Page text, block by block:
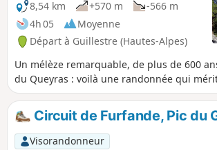
8,54 km +570 m
-566 m
4h 05
Moyenne
Départ à Guillestre (Hautes-Alpes)
Un mélèze remarquable, de plus de 600
du Queyras : voilà une randonnée qui
Circuit de Furfande, Pic du
Visorandonneur